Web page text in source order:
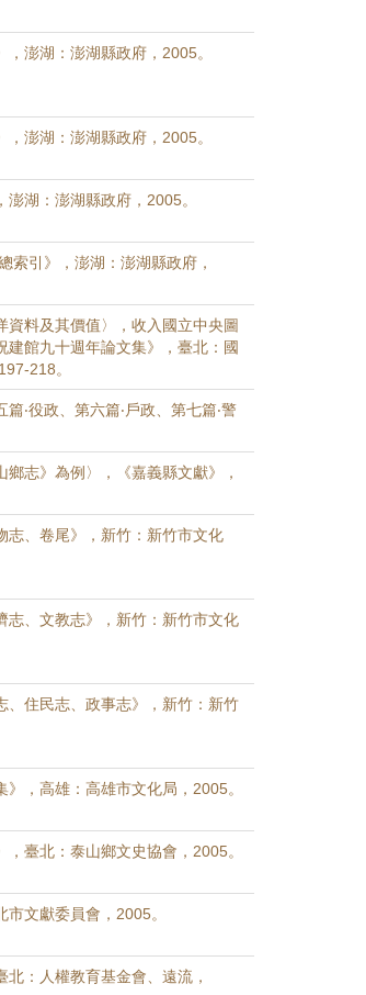
，澎湖：澎湖縣政府，2005。
，澎湖：澎湖縣政府，2005。
澎湖：澎湖縣政府，2005。
索引》，澎湖：澎湖縣政府，
資料及其價值〉，收入國立中央圖
館九十週年論文集》，臺北：國
218。
‧役政、第六篇‧戶政、第七篇‧警
鄉志》為例〉，《嘉義縣文獻》，
志、卷尾》，新竹：新竹市文化
志、文教志》，新竹：新竹市文化
、住民志、政事志》，新竹：新竹
》，高雄：高雄市文化局，2005。
，臺北：泰山鄉文史協會，2005。
市文獻委員會，2005。
北：人權教育基金會、遠流，